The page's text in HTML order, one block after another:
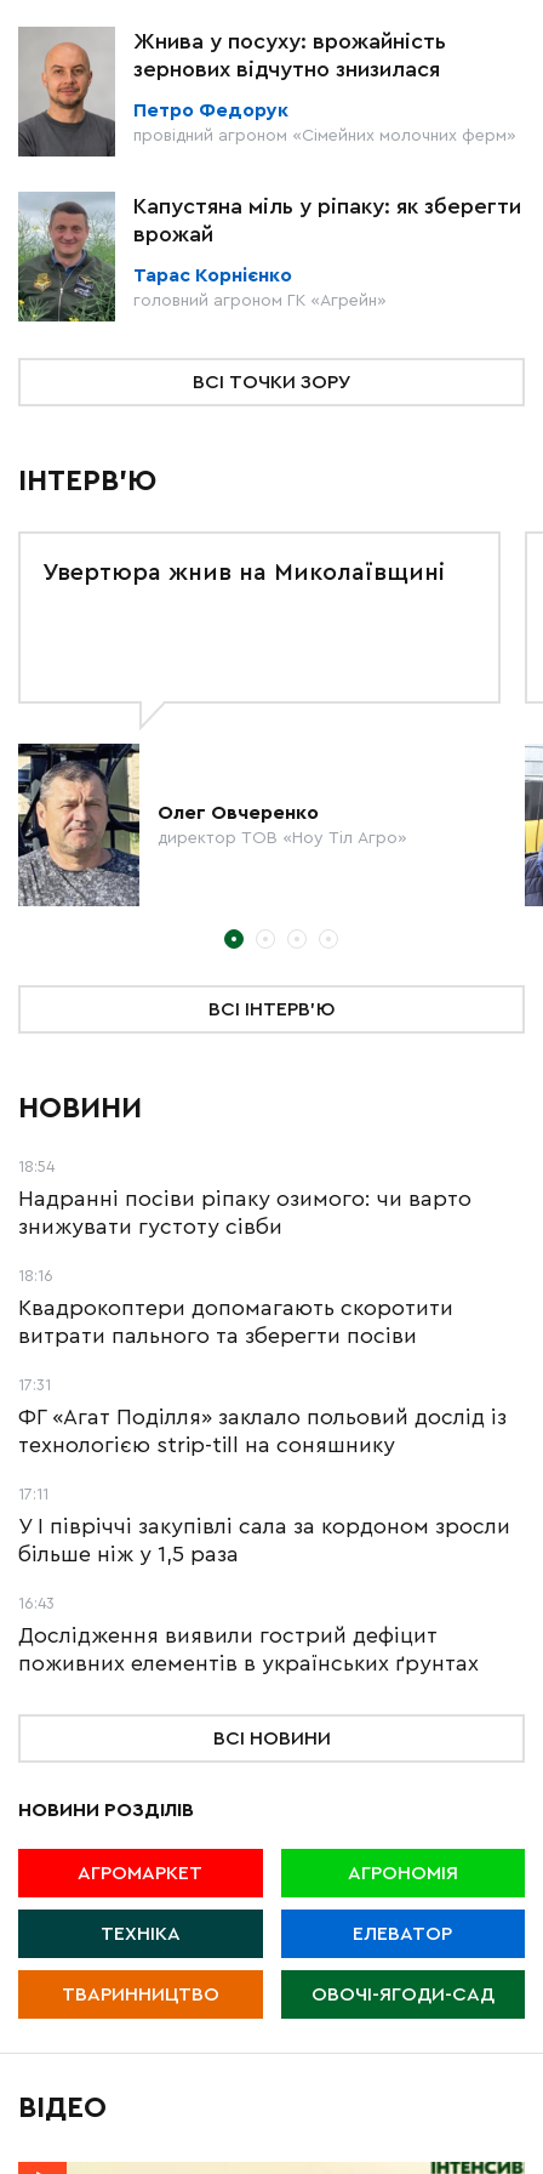
Жнива у посуху: врожайність
зернових відчутно знизилася
Петро Федорук
провідний агроном «Сімейних молочних ферм»
Капустяна міль у ріпаку: як зберегти
врожай
Тарас Корнієнко
головний агроном ГК «Агрейн»
ВСІ ТОЧКИ ЗОРУ
ІНТЕРВ'Ю
Увертюра жнив на Миколаївщині
Олег Овчеренко
директор ТОВ «Ноу Тіл Агро»
ВСІ ІНТЕРВ'Ю
НОВИНИ
18:54
Надранні посіви ріпаку озимого: чи варто
знижувати густоту сівби
18:16
Квадрокоптери допомагають скоротити
витрати пального та зберегти посіви
17:31
ФГ «Агат Поділля» заклало польовий дослід із
технологією strip-till на соняшнику
17:11
У І півріччі закупівлі сала за кордоном зросли
більше ніж у 1,5 раза
16:43
Дослідження виявили гострий дефіцит
поживних елементів в українських ґрунтах
ВСІ НОВИНИ
НОВИНИ РОЗДІЛІВ
АГРОМАРКЕТ АГРОНОМІЯ
ТЕХНІКА ЕЛЕВАТОР
ТВАРИННИЦТВО ОВОЧІ-ЯГОДИ-САД
ВІДЕО